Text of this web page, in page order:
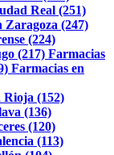
Real (251)
Zaragoza (247)
(224)
(217) Farmacias
Farmacias en
Rioja (152)
(136)
(120)
(113)